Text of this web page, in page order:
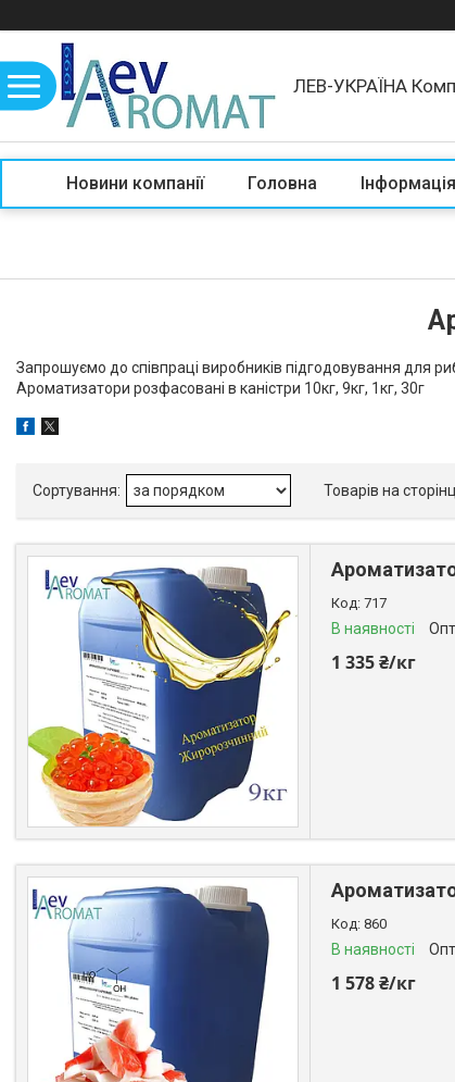
ЛЕВ-УКРАЇНА
Новини компанії Головна
Запрошуємо до співпраці виробників підгодовування для
Ароматизатори розфасовані в каністри 10кг, 9кг, 1кг, 30г
717
В наявності
1 335 ₴/кг
860
В наявності
1 578 ₴/кг